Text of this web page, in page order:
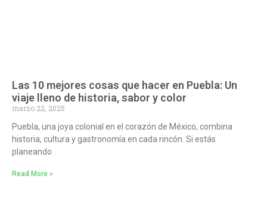
Las 10 mejores cosas que hacer en Puebla: Un
viaje lleno de historia, sabor y color
marzo 22, 2025
Puebla, una joya colonial en el corazón de México, combina
historia, cultura y gastronomía en cada rincón. Si estás
planeando
Read More »